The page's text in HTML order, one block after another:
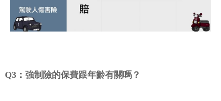
Q3：強制險的保費跟年齡有關嗎？